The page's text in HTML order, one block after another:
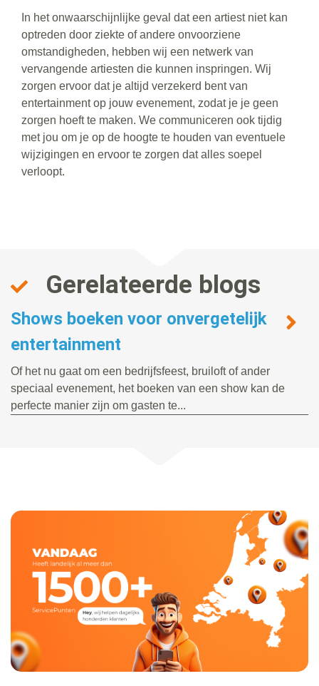
In het onwaarschijnlijke geval dat een artiest niet kan
optreden door ziekte of andere onvoorziene
omstandigheden, hebben wij een netwerk van
vervangende artiesten die kunnen inspringen. Wij
zorgen ervoor dat je altijd verzekerd bent van
entertainment op jouw evenement, zodat je je geen
zorgen hoeft te maken. We communiceren ook tijdig
met jou om je op de hoogte te houden van eventuele
wijzigingen en ervoor te zorgen dat alles soepel
verloopt.
Gerelateerde blogs
Shows boeken voor onvergetelijk
entertainment
Of het nu gaat om een bedrijfsfeest, bruiloft of ander
speciaal evenement, het boeken van een show kan de
perfecte manier zijn om gasten te...